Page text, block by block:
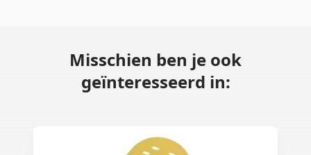
Misschien ben je ook
geïnteresseerd in: